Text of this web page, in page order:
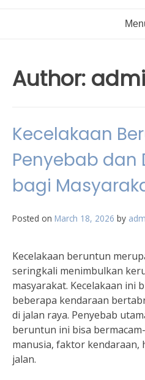
Author:
Kecelakaan
Penyebab dan
bagi
Posted on March 18, 2026 by
Kecelakaan beruntun
seringkali menimbulkan
masyarakat. Kecelakaan ini
beberapa kendaraan
di jalan raya. Penyebab
beruntun ini bisa
manusia, faktor
jalan.